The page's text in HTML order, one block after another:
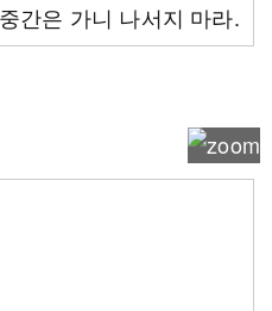
간은 가니 나서지 마라.